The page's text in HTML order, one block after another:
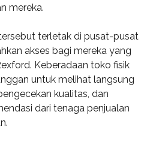
mereka.
terletak di pusat-pusat
akses bagi mereka yang
Keberadaan toko fisik
untuk melihat langsung
kualitas, dan
dari tenaga penjualan